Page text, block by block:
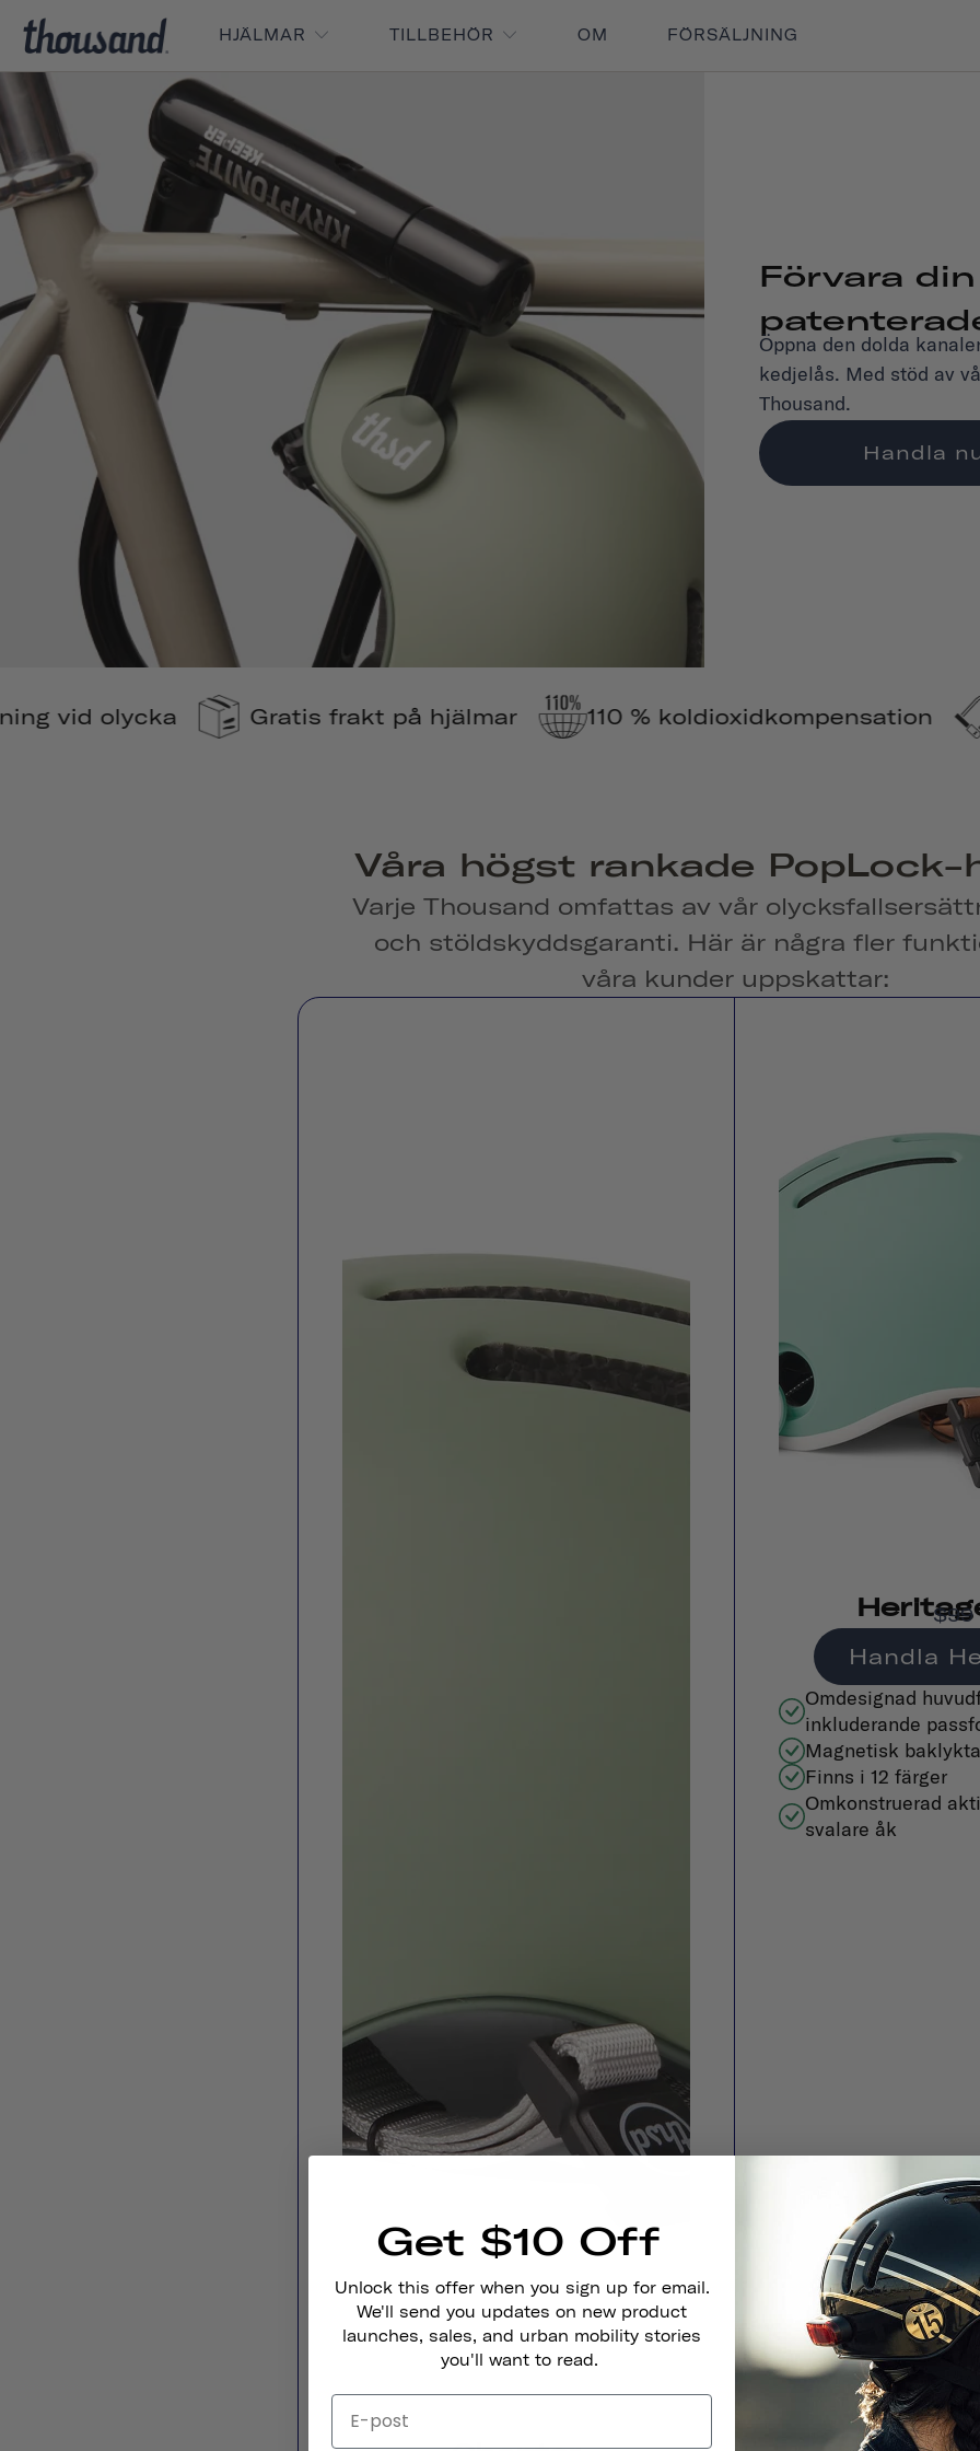
HJÄLMAR TILLBEHÖR OM FÖRSÄLJNING
Förvara
Öppna den dolda
kedjelås. Med stöd av
Thousand.
Handla
Gratis frakt på hjälmar 110 % koldioxidkompensation
Våra högst rankade PopLock-
Varje Thousand omfattas av vår
och stöldskyddsgaranti. Här är några fler
våra kunder uppskattar:
$99
Handla
Omdesignad
inkluderande
Magnetisk
Finns i 12 färger
Omkonstruerad
svalare åk
Get $10 Off
Unlock this offer when you sign up for email.
We'll send you updates on new product
launches, sales, and urban mobility stories
you'll want to read.